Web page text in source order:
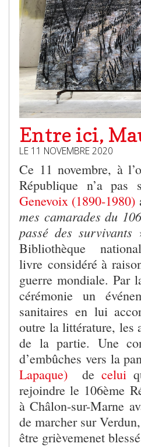
Entre ici,
LE 11 NOVEMBRE 2020
Ce 11 novembre, à
République n’a pas
Genevoix (1890-1980)
mes camarades du
passé des survivants
Bibliothèque
livre considéré à
guerre mondiale. Par
cérémonie un
sanitaires en lui
outre la littérature, les
de la partie. Une
d’embûches vers la
Lapaque)decelui
rejoindre le 106ème
à Châlon-sur-Marne
de marcher sur
être grièvemenet